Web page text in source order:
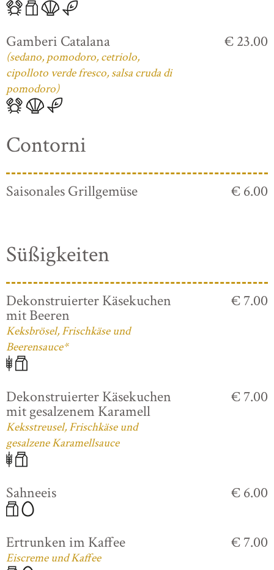
Gamberi Catalana
(sedano, pomodoro, cetriolo,
cipolloto verde fresco, salsa cruda di
pomodoro)
€ 23.00
Contorni
Saisonales Grillgemüse € 6.00
Süßigkeiten
Dekonstruierter Käsekuchen
mit Beeren
Keksbrösel, Frischkäse und
Beerensauce*
€ 7.00
Dekonstruierter Käsekuchen
mit gesalzenem Karamell
Keksstreusel, Frischkäse und
gesalzene Karamellsauce
€ 7.00
Sahneeis € 6.00
Ertrunken im Kaffee
Eiscreme und Kaffee
€ 7.00